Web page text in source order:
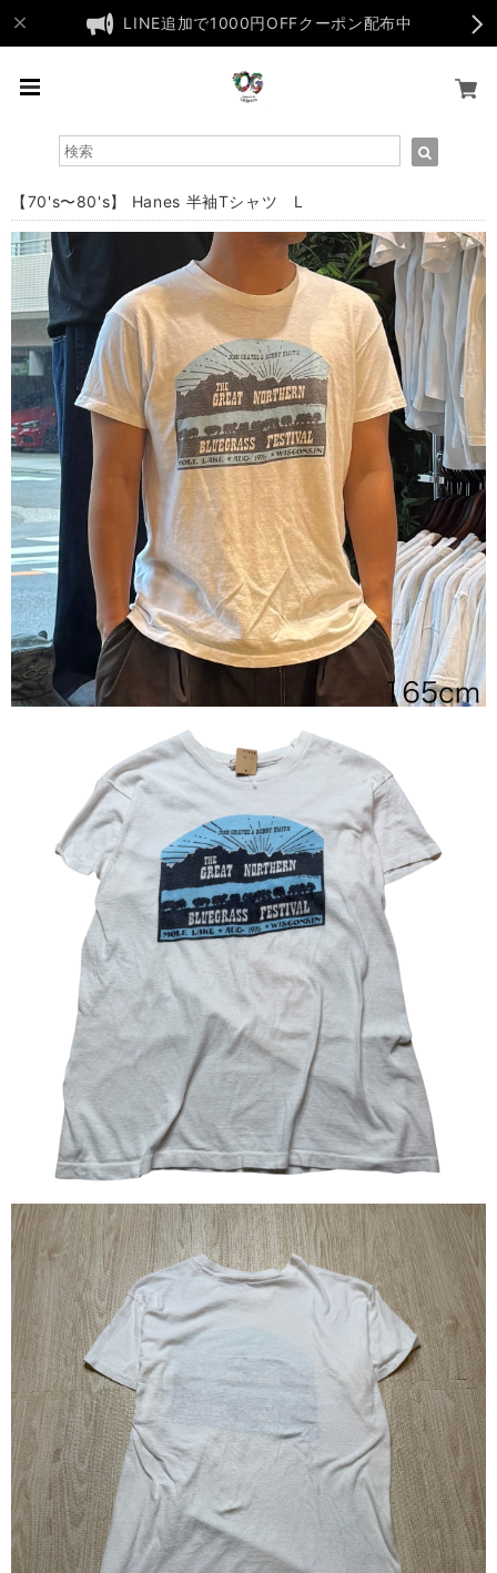
LINE追加で1000円OFFクーポン配布中
【70's〜80's】 Hanes 半袖Tシャツ L